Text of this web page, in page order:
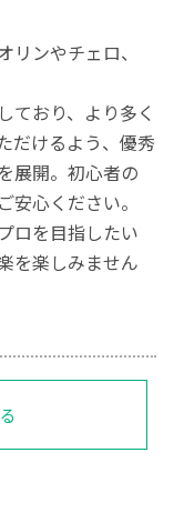
ンやチェロ、
ており、より多く
だけるよう、優秀
展開。初心者の
心ください。
ロを目指したい
を楽しみません